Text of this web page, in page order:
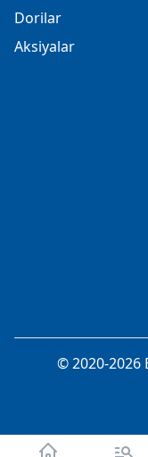
Dorilar
Aksiyalar
© 2020-2026